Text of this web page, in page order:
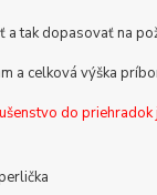
a tak dopasovať na
a celková výška
do